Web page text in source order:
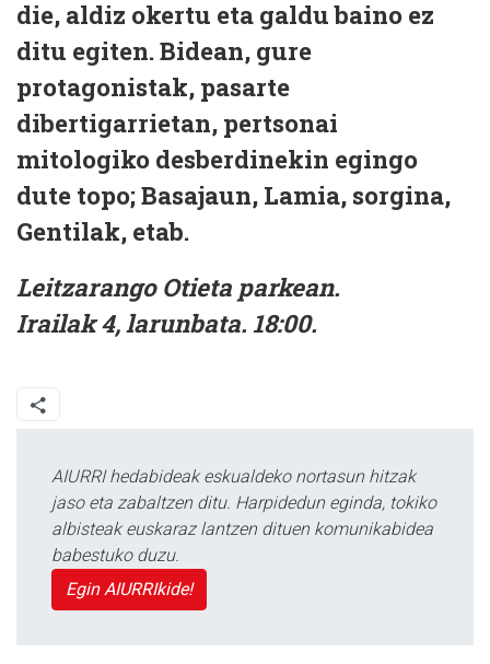
die, aldiz okertu eta galdu baino ez
ditu egiten. Bidean, gure
protagonistak, pasarte
dibertigarrietan, pertsonai
mitologiko desberdinekin egingo
dute topo; Basajaun, Lamia, sorgina,
Gentilak, etab.
Leitzarango Otieta parkean.
Irailak 4, larunbata. 18:00.
AIURRI hedabideak eskualdeko nortasun hitzak
jaso eta zabaltzen ditu. Harpidedun eginda, tokiko
albisteak euskaraz lantzen dituen komunikabidea
babestuko duzu.
Egin AIURRIkide!